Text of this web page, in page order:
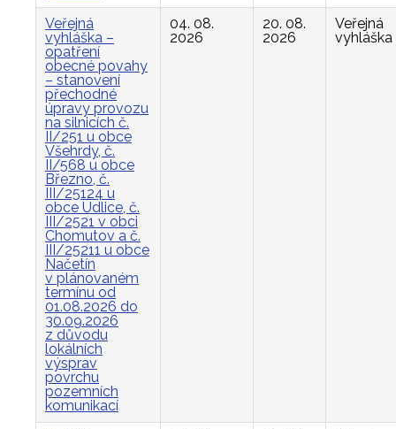
Veřejná
vyhláška –
opatření
obecné povahy
– stanovení
přechodné
úpravy provozu
na silnicích č.
II/251 u obce
Všehrdy, č.
II/568 u obce
Březno, č.
III/25124 u
obce Údlice, č.
III/2521 v obci
Chomutov a č.
III/25211 u obce
Načetín
v plánovaném
termínu od
01.08.2026 do
30.09.2026
z důvodu
lokálních
výsprav
povrchu
pozemních
komunikací
04. 08.
2026
20. 08.
2026
Veřejná
vyhláška